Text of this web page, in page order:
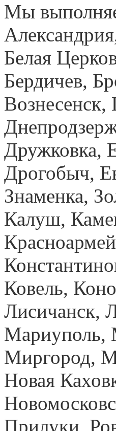
Мы
Белая
Бердичев,
Вознесенск,
Дружковка,
Дрогобыч,
Знаменка,
Калуш,
Ковель,
Лисичанск,
Мариуполь,
Миргород,
Новая
Прилуки,